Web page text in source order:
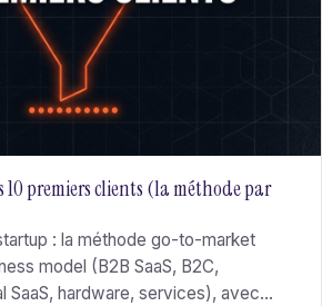
10 premiers clients (la méthode par
: la méthode go-to-market
model (B2B SaaS, B2C,
SaaS, hardware, services), avec